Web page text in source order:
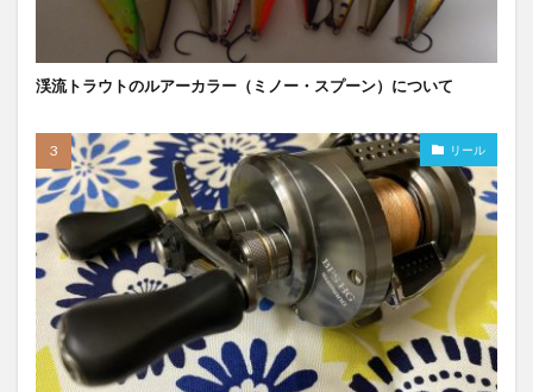
渓流トラウトのルアーカラー（ミノー・スプーン）について
リール